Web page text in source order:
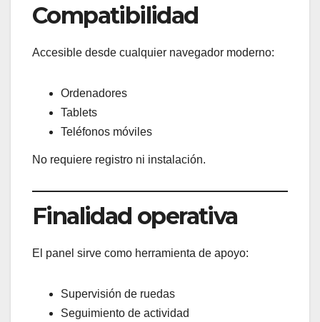
Compatibilidad
Accesible desde cualquier navegador moderno:
Ordenadores
Tablets
Teléfonos móviles
No requiere registro ni instalación.
Finalidad operativa
El panel sirve como herramienta de apoyo:
Supervisión de ruedas
Seguimiento de actividad